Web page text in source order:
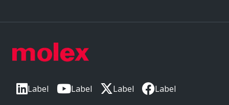
Label Label Label Label